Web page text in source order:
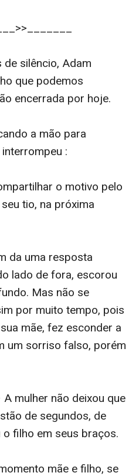
silêncio, Adam
que podemos
encerrada por hoje.
a mão para
:
o motivo pelo
tio, na próxima
da uma resposta
lado de fora, escorou
Mas não se
por muito tempo, pois
mãe, fez esconder a
um sorriso falso, porém
mulher não deixou que
de segundos, de
filho em seus braços.
mãe e filho, se